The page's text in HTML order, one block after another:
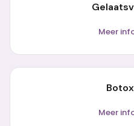
Meer
Meer